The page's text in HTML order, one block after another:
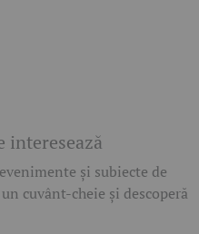
interesează
și subiecte de
cuvânt-cheie și descoperă